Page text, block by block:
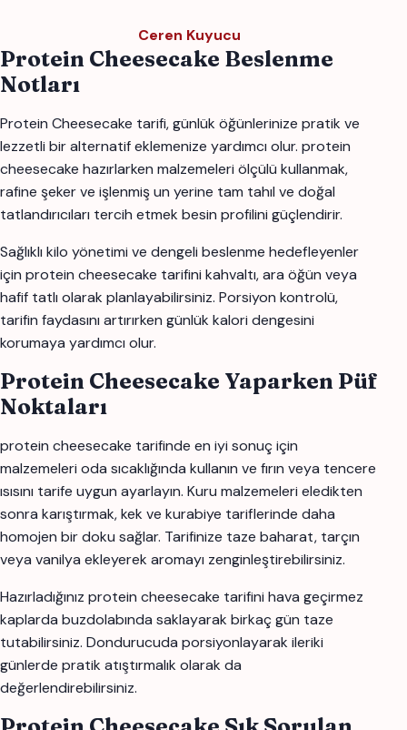
Ceren Kuyucu
Protein Cheesecake Beslenme
Notları
Protein Cheesecake tarifi, günlük öğünlerinize pratik ve
lezzetli bir alternatif eklemenize yardımcı olur. protein
cheesecake hazırlarken malzemeleri ölçülü kullanmak,
rafine şeker ve işlenmiş un yerine tam tahıl ve doğal
tatlandırıcıları tercih etmek besin profilini güçlendirir.
Sağlıklı kilo yönetimi ve dengeli beslenme hedefleyenler
için protein cheesecake tarifini kahvaltı, ara öğün veya
hafif tatlı olarak planlayabilirsiniz. Porsiyon kontrolü,
tarifin faydasını artırırken günlük kalori dengesini
korumaya yardımcı olur.
Protein Cheesecake Yaparken Püf
Noktaları
protein cheesecake tarifinde en iyi sonuç için
malzemeleri oda sıcaklığında kullanın ve fırın veya tencere
ısısını tarife uygun ayarlayın. Kuru malzemeleri eledikten
sonra karıştırmak, kek ve kurabiye tariflerinde daha
homojen bir doku sağlar. Tarifinize taze baharat, tarçın
veya vanilya ekleyerek aromayı zenginleştirebilirsiniz.
Hazırladığınız protein cheesecake tarifini hava geçirmez
kaplarda buzdolabında saklayarak birkaç gün taze
tutabilirsiniz. Dondurucuda porsiyonlayarak ileriki
günlerde pratik atıştırmalık olarak da
değerlendirebilirsiniz.